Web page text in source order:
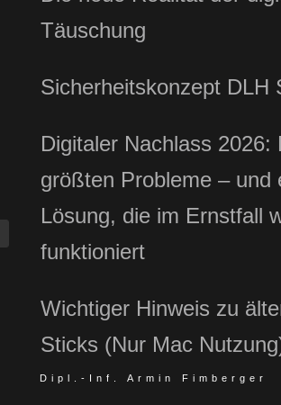
Täuschung
Sicherheitskonzept DLH
Digitaler Nachlass 2026:
größten Probleme – und
Lösung, die im Ernstfall
funktioniert
Wichtiger Hinweis zu
Sticks (Nur Mac
Dipl.-Inf. Armin Fimberger